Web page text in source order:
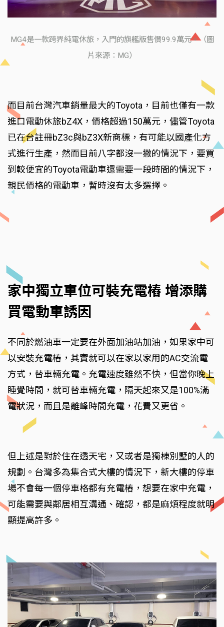
MG4是一款跨界純電休旅，入門的旗艦版售價99.9萬元。（圖
片來源：MG）
而目前台灣汽車銷量最大的Toyota，目前也僅有一款
進口電動休旅bZ4X，價格超過150萬元，儘管Toyota
已在台註冊bZ3c與bZ3X新商標，有可能以國產化方
式進行生產，然而目前八字都沒一撇的情況下，要買
到較便宜的Toyota電動車還需要一段時間的情況下，
親民價格的電動車，暫時沒有太多選擇。
家中獨立車位可裝充電樁 增添購
買電動車誘因
不同於燃油車一定要在外面加油站加油，如果家中可
以安裝充電樁，其實就可以在家以家用的AC交流電
方式，替車輛充電。充電速度雖然不快，但當你晚上
睡覺時間，就可替車輛充電，隔天起來又是100%滿
電狀況，而且是離峰時間充電，花費又更省。
但上述是對於住在透天宅，又或者是獨棟別墅的人的
規劃。台灣多為集合式大樓的情況下，新大樓的停車
場不會每一個停車格都有充電樁，想要在家中充電，
可能需要與鄰居相互溝通、確認，都是麻煩程度就明
顯提高許多。